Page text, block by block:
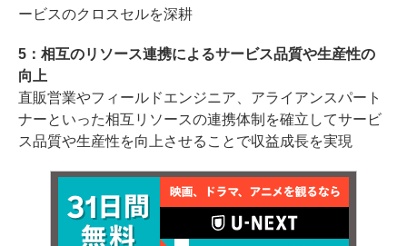
ービスのクロスセルを深耕
5：相互のリソース連携によるサービス品質や生産性の
向上
直販営業やフィールドエンジニア、アライアンスパート
ナーといった相互リソースの連携体制を確立してサービ
ス品質や生産性を向上させることで収益成長を実現